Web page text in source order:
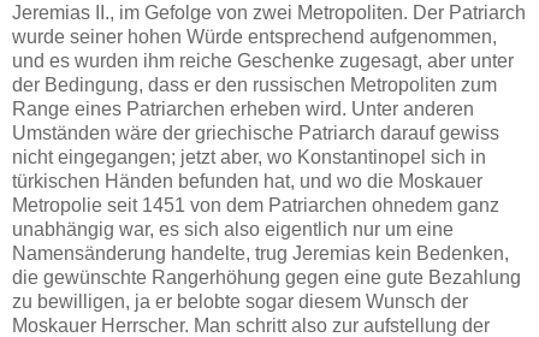
Jeremias II., im Gefolge von zwei Metropoliten. Der Patriarch
wurde seiner hohen Würde entsprechend aufgenommen,
und es wurden ihm reiche Geschenke zugesagt, aber unter
der Bedingung, dass er den russischen Metropoliten zum
Range eines Patriarchen erheben wird. Unter anderen
Umständen wäre der griechische Patriarch darauf gewiss
nicht eingegangen; jetzt aber, wo Konstantinopel sich in
türkischen Händen befunden hat, und wo die Moskauer
Metropolie seit 1451 von dem Patriarchen ohnedem ganz
unabhängig war, es sich also eigentlich nur um eine
Namensänderung handelte, trug Jeremias kein Bedenken,
die gewünschte Rangerhöhung gegen eine gute Bezahlung
zu bewilligen, ja er belobte sogar diesem Wunsch der
Moskauer Herrscher. Man schritt also zur aufstellung der